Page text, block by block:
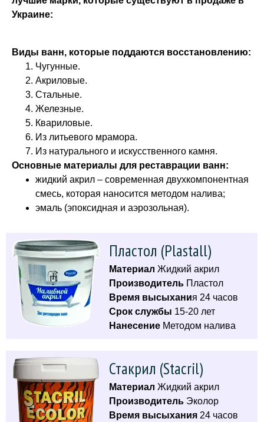
Украине:
Виды ванн, которые поддаются восстановлению:
Чугунные.
Акриловые.
Стальные.
Железные.
Квариловые.
Из литьевого мрамора.
Из натурального и искусственного камня.
Основные материалы для реставрации ванн:
жидкий акрил – современная двухкомпонентная
смесь, которая наносится методом налива;
эмаль (эпоксидная и аэрозольная).
Пластол (Plastall)
Материал Жидкий акрил
Производитель Пластол
Время высыхания 24 часов
Срок службы 15-20 лет
Нанесение Методом налива
Стакрил (Stacril)
Материал Жидкий акрил
Производитель Эколор
Время высыхания 24 часов